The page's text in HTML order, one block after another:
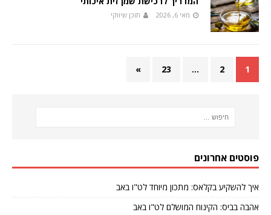
מאי 6, 2026 תוכן שיווקי
1
2
…
23
»
פוסטים אחרונים
איך להשקיע בקלאס: מתכון מיוחד לט"ו באב
אהבה בביס: הקינוח המושלם לט"ו באב